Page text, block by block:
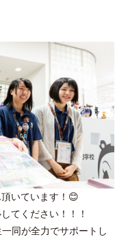
いています！😊
てください！！！
同が全力でサポートし